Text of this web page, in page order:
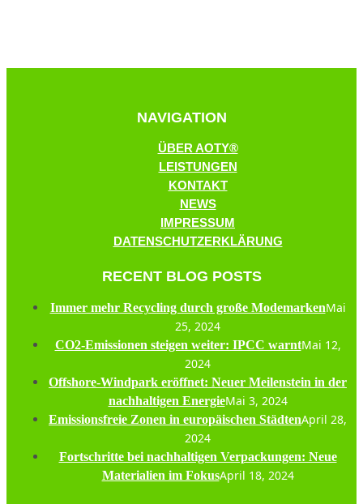
NAVIGATION
ÜBER AOTY®
LEISTUNGEN
KONTAKT
NEWS
IMPRESSUM
DATENSCHUTZERKLÄRUNG
RECENT BLOG POSTS
Immer mehr Recycling durch große ModemarkenMai
25, 2024
CO2-Emissionen steigen weiter: IPCC warntMai 12,
2024
Offshore-Windpark eröffnet: Neuer Meilenstein in der
nachhaltigen EnergieMai 3, 2024
Emissionsfreie Zonen in europäischen StädtenApril 28,
2024
Fortschritte bei nachhaltigen Verpackungen: Neue
Materialien im FokusApril 18, 2024